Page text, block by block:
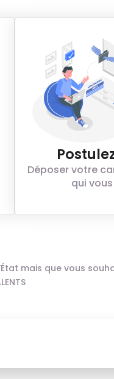
Déposer votre
qui
mais que vous